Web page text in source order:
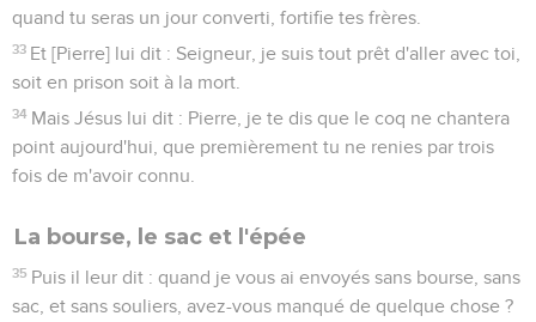
quand tu seras un jour converti, fortifie tes frères.
33 Et [Pierre] lui dit : Seigneur, je suis tout prêt d'aller avec toi,
soit en prison soit à la mort.
34 Mais Jésus lui dit : Pierre, je te dis que le coq ne chantera
point aujourd'hui, que premièrement tu ne renies par trois
fois de m'avoir connu.
La bourse, le sac et l'épée
35 Puis il leur dit : quand je vous ai envoyés sans bourse, sans
sac, et sans souliers, avez-vous manqué de quelque chose ?